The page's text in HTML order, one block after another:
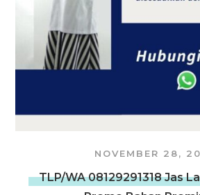
NOVEMBER 28,
TLP/WA 08129291318 Jas